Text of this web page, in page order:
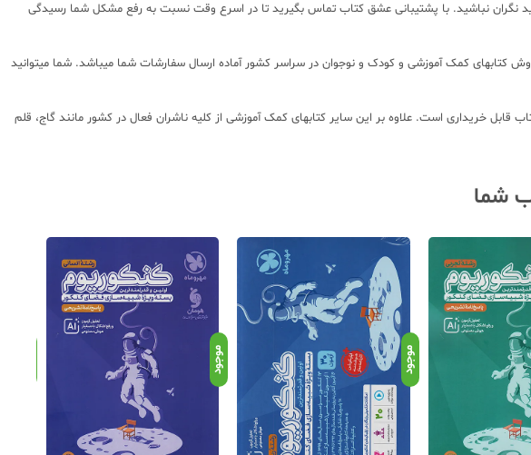
نباشید. با پشتیبانی عشق کتاب تماس بگیرید تا در اسرع وقت نسبت به رفع مشکل شما رسیدگی
ترین فروشگاه اینترنتی کتابهای کمک درسی از پایه تا کنکور با سابقه 15 ساله در امر توزیع و فروش کتابهای کمک آموزشی و کودک و نوجوان در سراسر کشور آماده ارسال سفارشات شما میباشد. شما میتوانید
قابل خریداری است. علاوه بر این سایر کتابهای کمک آموزشی از کلیه ناشران فعال در کشور مانند گاج، قلم
شما
موجود موجود